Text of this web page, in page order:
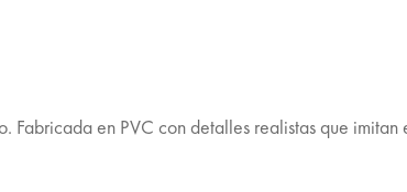
Fabricada en PVC con detalles realistas que imitan